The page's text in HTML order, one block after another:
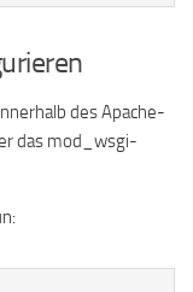
des Apache-
das mod_wsgi-